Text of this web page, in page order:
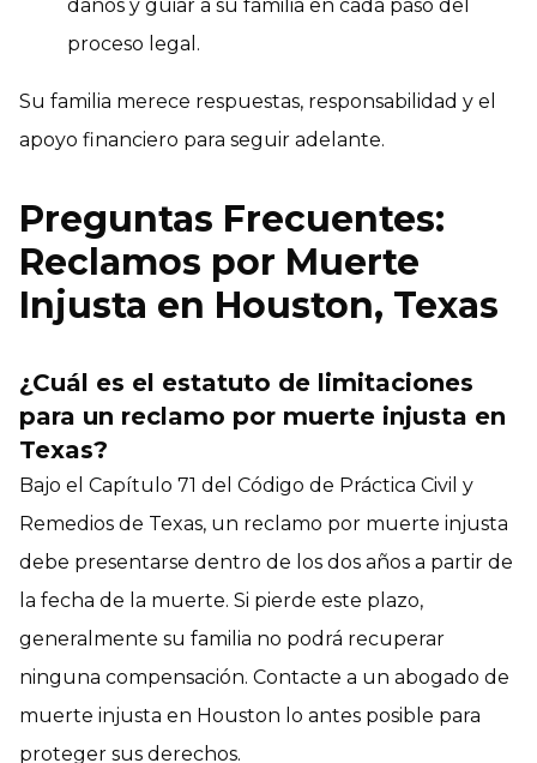
daños y guiar a su familia en cada paso del
proceso legal.
Su familia merece respuestas, responsabilidad y el
apoyo financiero para seguir adelante.
Preguntas Frecuentes:
Reclamos por Muerte
Injusta en Houston, Texas
¿Cuál es el estatuto de limitaciones
para un reclamo por muerte injusta en
Texas?
Bajo el Capítulo 71 del Código de Práctica Civil y
Remedios de Texas, un reclamo por muerte injusta
debe presentarse dentro de los dos años a partir de
la fecha de la muerte. Si pierde este plazo,
generalmente su familia no podrá recuperar
ninguna compensación. Contacte a un abogado de
muerte injusta en Houston lo antes posible para
proteger sus derechos.